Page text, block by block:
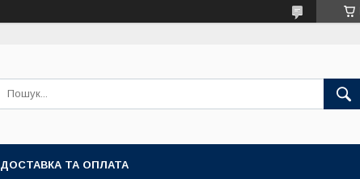
ДОСТАВКА ТА ОПЛАТА